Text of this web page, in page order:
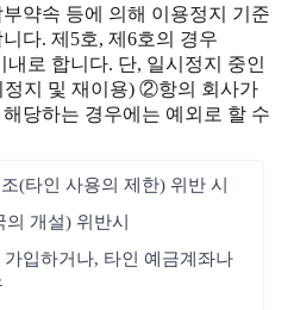
약속 등에 의해 이용정지 기준
다. 제5호, 제6호의 경우
로 합니다. 단, 일시정지 중인
정지 및 재이용) ②항의 회사가
당하는 경우에는 예외로 할 수
(타인 사용의 제한) 위반 시
개설) 위반시
입하거나, 타인 예금계좌나